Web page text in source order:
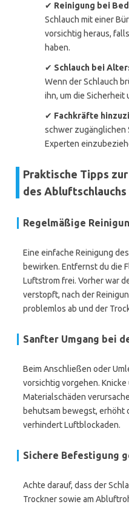
✔ Reinigung bei
Schlauch mit einer
vorsichtig heraus,
haben.
✔ Schlauch bei
Wenn der Schlauch
ihn, um die
✔ Fachkräfte
schwer zugänglichen
Experten
Praktische Tipps
des Abluftschlauchs
Regelmäßige
Eine einfache Reinigung
bewirken. Entfernst du die
Luftstrom frei. Vorher war
verstopft, nach der
problemlos ab und der
Sanfter Umgang bei
Beim Anschließen oder
vorsichtig vorgehen.
Materialschäden
behutsam bewegst, erhöht
verhindert Luftblockaden.
Sichere Befestigung
Achte darauf, dass der
Trockner sowie am